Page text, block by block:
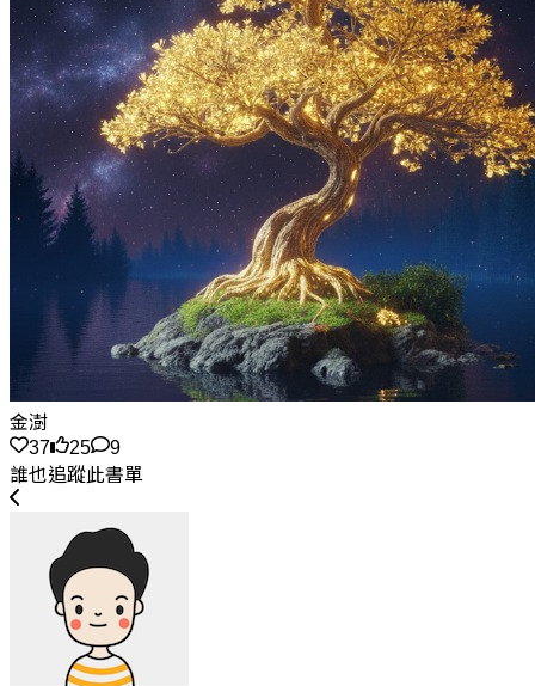
金澍
37
25
9
誰也追蹤此書單